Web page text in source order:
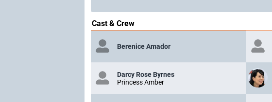
Cast & Crew
Berenice Amador
Darcy Rose Byrnes
Princess Amber